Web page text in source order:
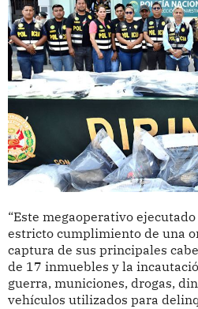
“Este megaoperativo
estricto cumplimiento de una
captura de sus principales
de 17 inmuebles y la
guerra, municiones, drogas,
vehículos utilizados para